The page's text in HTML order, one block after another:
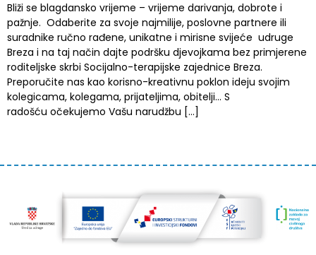
Bliži se blagdansko vrijeme – vrijeme darivanja, dobrote i
pažnje. Odaberite za svoje najmilije, poslovne partnere ili
suradnike ručno rađene, unikatne i mirisne svijeće udruge
Breza i na taj način dajte podršku djevojkama bez primjerene
roditeljske skrbi Socijalno-terapijske zajednice Breza.
Preporučite nas kao korisno-kreativnu poklon ideju svojim
kolegicama, kolegama, prijateljima, obitelji… S
radošću očekujemo Vašu narudžbu […]